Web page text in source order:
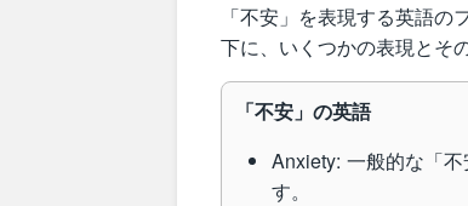
「不安」を表現する英語
下に、いくつかの表現とそ
「不安」の英語
Anxiety: 一般的な「
す。